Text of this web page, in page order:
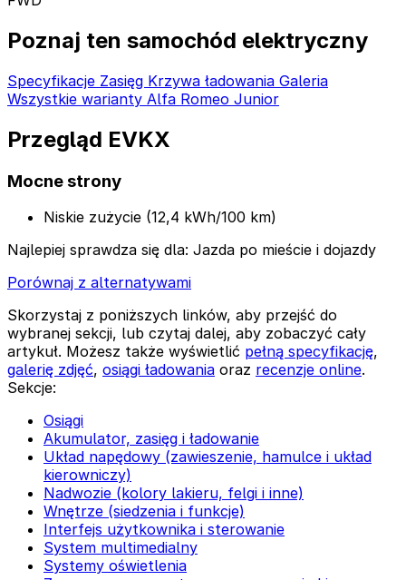
Poznaj ten samochód elektryczny
Specyfikacje Zasięg Krzywa ładowania Galeria
Wszystkie warianty Alfa Romeo Junior
Przegląd EVKX
Mocne strony
Niskie zużycie (12,4 kWh/100 km)
Najlepiej sprawdza się dla: Jazda po mieście i dojazdy
Porównaj z alternatywami
Skorzystaj z poniższych linków, aby przejść do
wybranej sekcji, lub czytaj dalej, aby zobaczyć cały
artykuł. Możesz także wyświetlić pełną specyfikację,
galerię zdjęć, osiągi ładowania oraz recenzje online.
Sekcje:
Osiągi
Akumulator, zasięg i ładowanie
Układ napędowy (zawieszenie, hamulce i układ
kierowniczy)
Nadwozie (kolory lakieru, felgi i inne)
Wnętrze (siedzenia i funkcje)
Interfejs użytkownika i sterowanie
System multimedialny
Systemy oświetlenia